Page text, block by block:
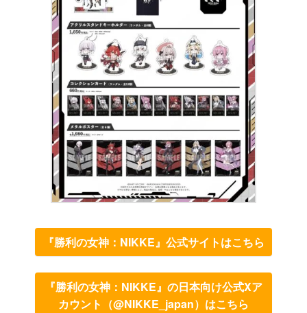
『勝利の女神：NIKKE』公式サイトはこちら
『勝利の女神：NIKKE』の日本向け公式Xア
カウント（@NIKKE_japan）はこちら